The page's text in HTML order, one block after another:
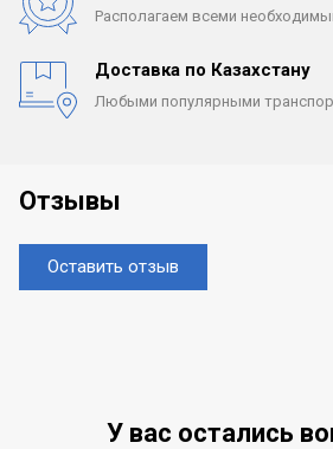
Располагаем всеми
Доставка по Казахстану
Любыми популярными
Отзывы
Оставить отзыв
У вас остались